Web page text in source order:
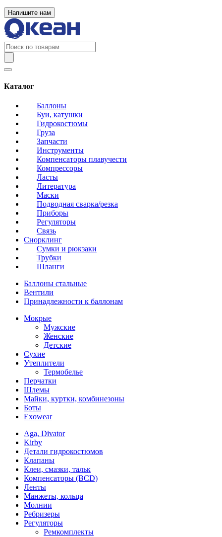
Напишите нам
Каталог
Баллоны
Буи, катушки
Гидрокостюмы
Груза
Запчасти
Инструменты
Компенсаторы плавучести
Компрессоры
Ласты
Литература
Маски
Подводная сварка/резка
Приборы
Регуляторы
Связь
Снорклинг
Сумки и рюкзаки
Трубки
Шланги
Баллоны стальные
Вентили
Принадлежности к баллонам
Мокрые
Мужские
Женские
Детские
Сухие
Утеплители
Термобелье
Перчатки
Шлемы
Майки, куртки, комбинезоны
Боты
Exowear
Aga, Divator
Kirby
Детали гидрокостюмов
Клапаны
Клеи, смазки, тальк
Компенсаторы (BCD)
Ленты
Манжеты, кольца
Молнии
Ребризеры
Регуляторы
Ремкомплекты